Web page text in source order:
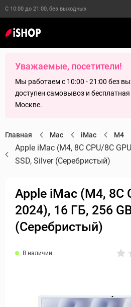
С 10:00 до 21:00, без выходных
Уважаемые, посетители!
Мы работаем с 10:00 - 21:00 без
доступен самовывоз и
Москве.
Главная Mac iMac M4
Apple iMac (M4, 8C CPU/8C
SSD, Silver (Серебристый)
Apple iMac (M4, 8C
2024), 16 ГБ, 256
(Серебристый)
В наличии